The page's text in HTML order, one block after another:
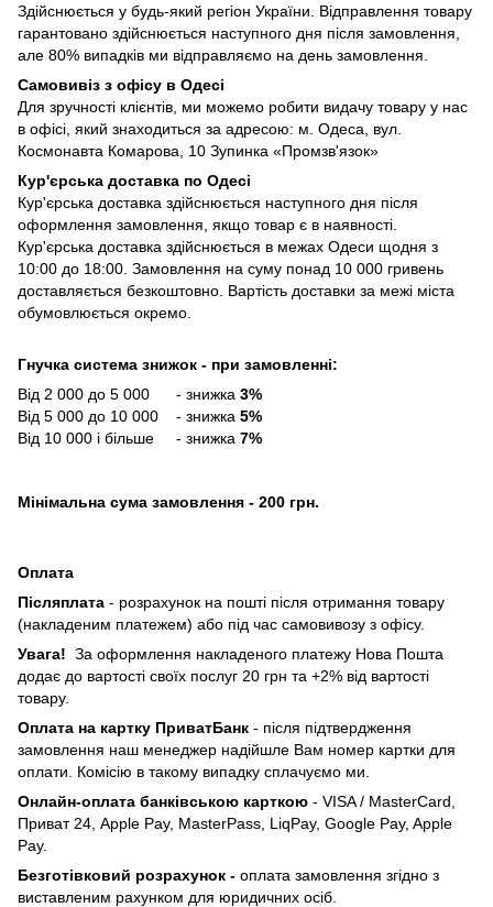
Здійснюється у будь-який регіон України. Відправлення товару
гарантовано здійснюється наступного дня після замовлення,
але 80% випадків ми відправляємо на день замовлення.
Самовивіз з офісу в Одесі
Для зручності клієнтів, ми можемо робити видачу товару у нас
в офісі, який знаходиться за адресою: м. Одеса, вул.
Космонавта Комарова, 10 Зупинка «Промзв'язок»
Кур'єрська доставка по Одесі
Кур'єрська доставка здійснюється наступного дня після
оформлення замовлення, якщо товар є в наявності.
Кур'єрська доставка здійснюється в межах Одеси щодня з
10:00 до 18:00. Замовлення на суму понад 10 000 гривень
доставляється безкоштовно. Вартість доставки за межі міста
обумовлюється окремо.
Гнучка система знижок - при замовленні:
Від 2 000 до 5 000 - знижка 3%
Від 5 000 до 10 000 - знижка 5%
Від 10 000 і більше - знижка 7%
Мінімальна сума замовлення - 200 грн.
Оплата
Післяплата - розрахунок на пошті після отримання товару
(накладеним платежем) або під час самовивозу з офісу.
Увага! За оформлення накладеного платежу Нова Пошта
додає до вартості своїх послуг 20 грн та +2% від вартості
товару.
Оплата на картку ПриватБанк - після підтвердження
замовлення наш менеджер надійшле Вам номер картки для
оплати. Комісію в такому випадку сплачуємо ми.
Онлайн-оплата банківською карткою - VISA / MasterCard,
Приват 24, Apple Pay, MasterPass, LiqPay, Google Pay, Apple
Pay.
Безготівковий розрахунок - оплата замовлення згідно з
виставленим рахунком для юридичних осіб.